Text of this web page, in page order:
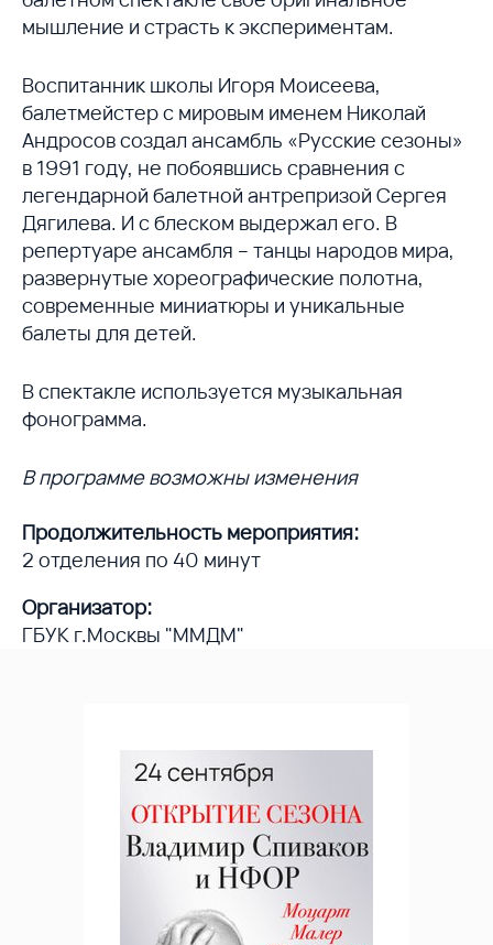
мышление и страсть к экспериментам.
Воспитанник школы Игоря Моисеева,
балетмейстер с мировым именем Николай
Андросов создал ансамбль «Русские сезоны»
в 1991 году, не побоявшись сравнения с
легендарной балетной антрепризой Сергея
Дягилева. И с блеском выдержал его. В
репертуаре ансамбля – танцы народов мира,
развернутые хореографические полотна,
современные миниатюры и уникальные
балеты для детей.
В спектакле используется музыкальная
фонограмма.
В программе возможны изменения
Продолжительность мероприятия:
2 отделения по 40 минут
Организатор:
ГБУК г.Москвы "ММДМ"